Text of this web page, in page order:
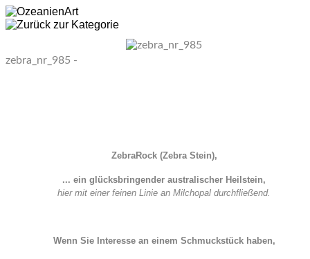
zebra_nr_985 -
ZebraRock (Zebra Stein),
... ein glücksbringender australischer Heilstein,
hier mit einer feinen Linie an Milchopal durchfließend.
Wenn Sie Interesse an einem Schmuckstück haben,